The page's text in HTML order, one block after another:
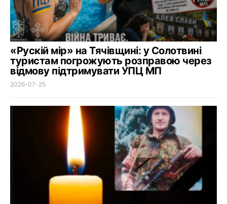
«Рускій мір» на Тячівщині: у Солотвині
туристам погрожують розправою через
відмову підтримувати УПЦ МП
2026-07-25